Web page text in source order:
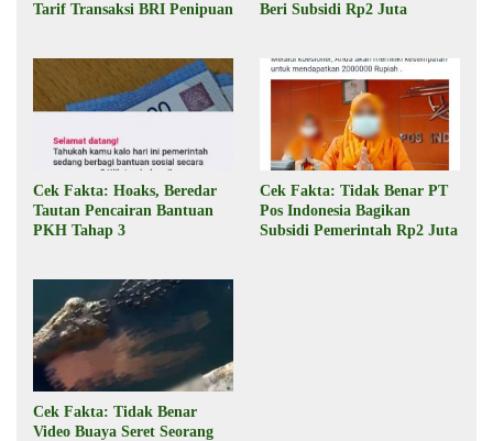
Tarif Transaksi BRI Penipuan
Beri Subsidi Rp2 Juta
Cek Fakta: Hoaks, Beredar
Tautan Pencairan Bantuan
PKH Tahap 3
Cek Fakta: Tidak Benar PT
Pos Indonesia Bagikan
Subsidi Pemerintah Rp2 Juta
Cek Fakta: Tidak Benar
Video Buaya Seret Seorang